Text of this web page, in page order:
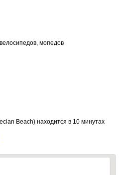
мопедов
Beach) находится в 10 минутах